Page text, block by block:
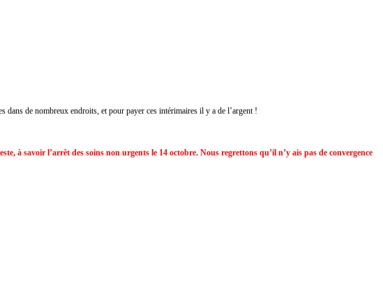
dans de nombreux endroits, et pour payer ces intérimaires il y a de l’argent !
à savoir l’arrêt des soins non urgents le 14 octobre. Nous regrettons qu’il n’y ais pas de convergence